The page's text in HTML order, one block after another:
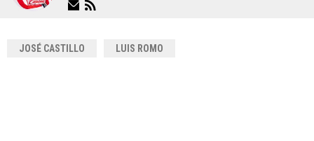
JOSÉ CASTILLO LUIS ROMO